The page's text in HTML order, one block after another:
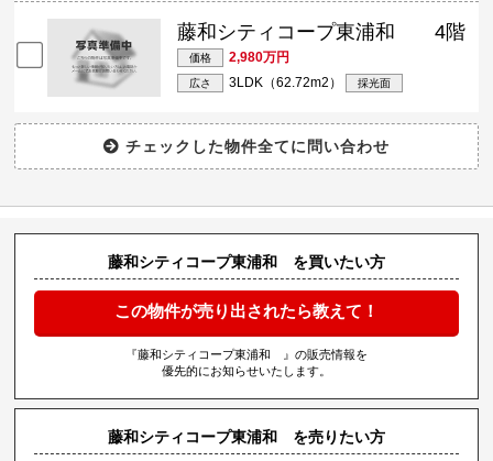
藤和シティコープ東浦和 4階
価格 2,980万円
広さ 3LDK（62.72m2 ） 採光面
藤和シティコープ東浦和 を買いたい方
この物件が売り出されたら教えて！
『藤和シティコープ東浦和 』の販売情報を
優先的にお知らせいたします。
藤和シティコープ東浦和 を売りたい方